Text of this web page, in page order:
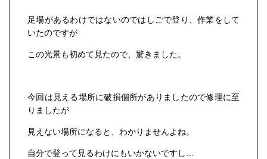
足場があるわけではないのではしごで登り、作業をして
いたのですが
この光景も初めて見たので、驚きました。
今回は見える場所に破損個所がありましたので修理に至
りましたが
見えない場所になると、わかりませんよね。
自分で登って見るわけにもいかないですし…